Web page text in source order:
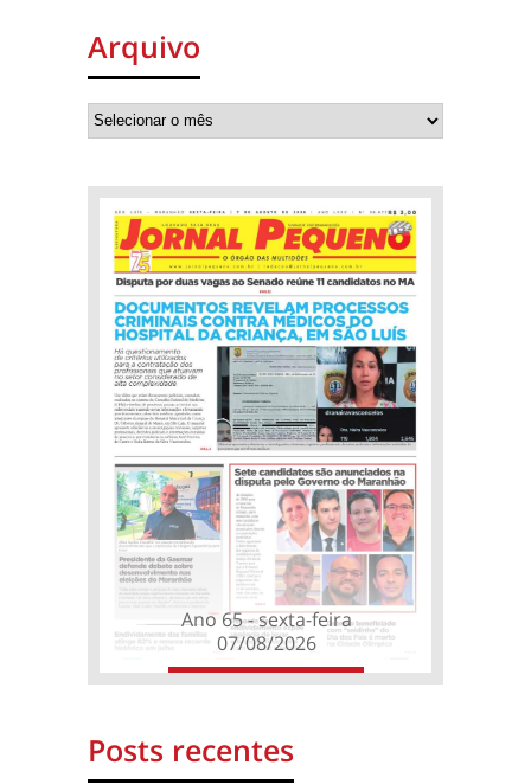
Arquivo
Ano 65 - sexta-feira
07/08/2026
Posts recentes